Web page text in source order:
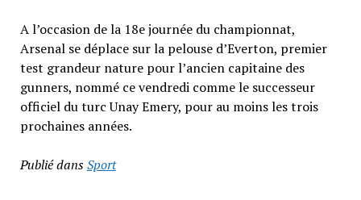
A l’occasion de la 18e journée du championnat,
Arsenal se déplace sur la pelouse d’Everton, premier
test grandeur nature pour l’ancien capitaine des
gunners, nommé ce vendredi comme le successeur
officiel du turc Unay Emery, pour au moins les trois
prochaines années.
Publié dansSport